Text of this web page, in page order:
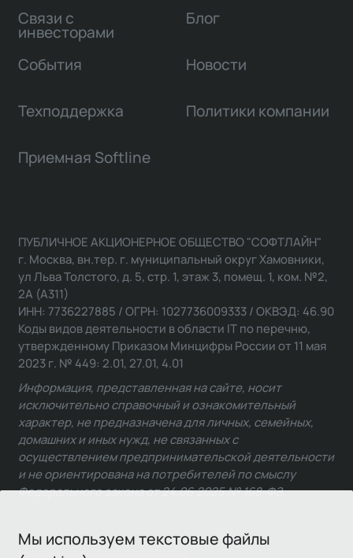
Мы используем текстовые файлы
Связи с
инвесторами
Блог
События Новости
Техподдержка Политики компании
Приемная Softline
ПУБЛИЧНОЕ АКЦИОНЕРНОЕ ОБЩЕСТВО "СОФТЛАЙН"
г. Москва, вн.тер. г. муниципальный округ Хамовники,
ул Льва Толстого, д. 5, стр. 1, этаж 3, помещ. 1, ком. №2,
2А (А311)
ИНН: 7736227885 / ОГРН: 1027736009333 / ОКВЭД: 46.90
Коды видов деятельности в области IT по перечню,
утвержденному Приказом Минцифры России от 11 мая
2023 г. № 449: 2.01, 27.01, 4.01
Информация, представленная на сайте, носит
исключительно справочный и ознакомительный
характер, не предназначена для личных, семейных,
домашних и иных нужд, не связанных с
осуществлением предпринимательской деятельности
и не ориентирована на потребителей по смыслу
Федерального закона от 24.06.2025 № 168-ФЗ.